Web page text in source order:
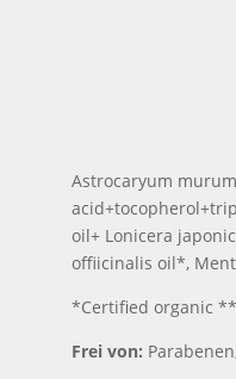
Astrocaryum
oil+ Lonicera
offiicinalis oil*,
*Certified organic
Frei von: